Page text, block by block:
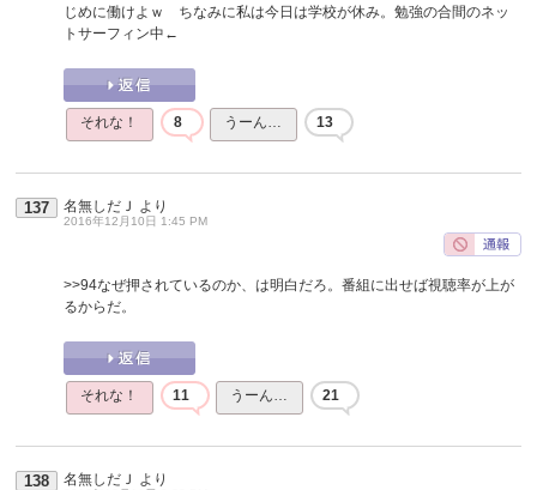
じめに働けよｗ ちなみに私は今日は学校が休み。勉強の合間のネッ
トサーフィン中←
それな！ 8 うーん… 13
137 名無しだＪ より
2016年12月10日 1:45 PM
>>94なぜ押されているのか、は明白だろ。番組に出せば視聴率が上が
るからだ。
それな！ 11 うーん… 21
138 名無しだＪ より